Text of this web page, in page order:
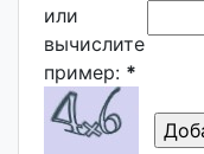
или
вычислите
пример: *